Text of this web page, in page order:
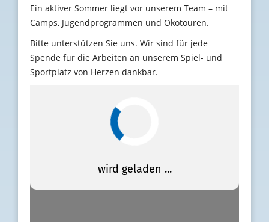
Ein aktiver Sommer liegt vor unserem Team – mit
Camps, Jugendprogrammen und Ökotouren.
Bitte unterstützen Sie uns. Wir sind für jede
Spende für die Arbeiten an unserem Spiel- und
Sportplatz von Herzen dankbar.